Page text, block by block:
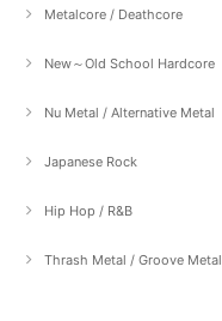
Metalcore / Deathcore
New～Old School Hardcore
Nu Metal / Alternative Metal
Japanese Rock
Hip Hop / R&B
Thrash Metal / Groove Metal